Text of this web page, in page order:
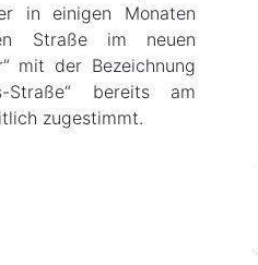
in einigen Monaten
Straße im neuen
mit der Bezeichnung
Straße“ bereits am
zugestimmt.